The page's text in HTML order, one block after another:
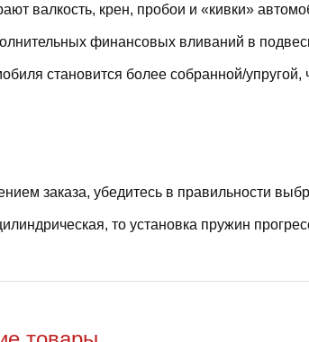
валкость, крен, пробои и «кивки»
финансовых вливаний в
становится более собранной/
заказа, убедитесь в правильности
то установка пружин